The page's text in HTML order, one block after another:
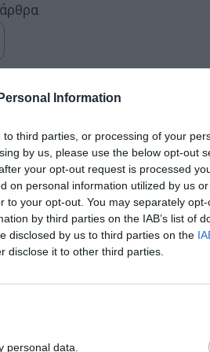
Information
third parties, or processing of your
by us, please use the below opt-out
your opt-out request is processed
on personal information utilized by us
to your opt-out. You may separately
by third parties on the IAB’s list of
disclosed by us to third parties on the
disclose it to other third parties.
personal data.
κομμάτι, αλλά τους
σκέλος. Και σε αυτό, όπως
του μια ιδανική συνθήκη για